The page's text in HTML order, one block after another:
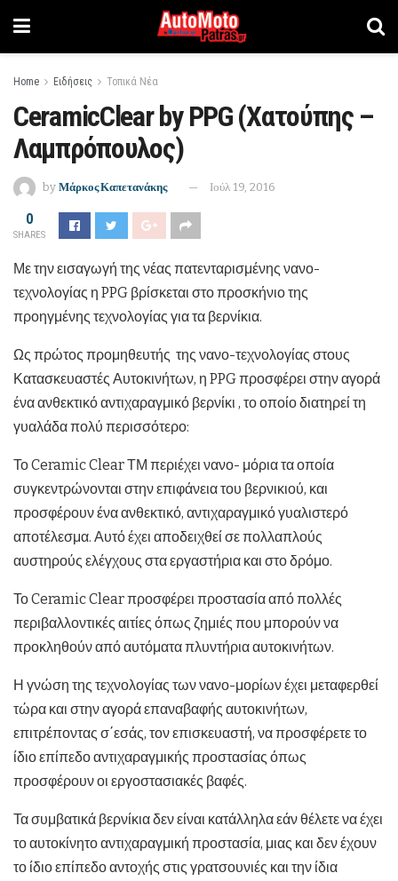
Home Ειδήσεις Τοπικά Νέα
CeramicClear by PPG (Χατούπης –
Λαμπρόπουλος)
by Μάρκος Καπετανάκης Ιούλ 19, 2016
0
SHARES
Με την εισαγωγή της νέας πατενταρισμένης νανο-
τεχνολογίας η PPG βρίσκεται στο προσκήνιο της
προηγμένης τεχνολογίας για τα βερνίκια.
Ως πρώτος προμηθευτής της νανο-τεχνολογίας στους
Κατασκευαστές Αυτοκινήτων, η PPG προσφέρει στην αγορά
ένα ανθεκτικό αντιχαραγμικό βερνίκι , το οποίο διατηρεί τη
γυαλάδα πολύ περισσότερο:
Το Ceramic Clear ΤΜ περιέχει νανο- μόρια τα οποία
συγκεντρώνονται στην επιφάνεια του βερνικιού, και
προσφέρουν ένα ανθεκτικό, αντιχαραγμικό γυαλιστερό
αποτέλεσμα. Αυτό έχει αποδειχθεί σε πολλαπλούς
αυστηρούς ελέγχους στα εργαστήρια και στο δρόμο.
Το Ceramic Clear προσφέρει προστασία από πολλές
περιβαλλοντικές αιτίες όπως ζημιές που μπορούν να
προκληθούν από αυτόματα πλυντήρια αυτοκινήτων.
Η γνώση της τεχνολογίας των νανο-μορίων έχει μεταφερθεί
τώρα και στην αγορά επαναβαφής αυτοκινήτων,
επιτρέποντας σ΄εσάς, τον επισκευαστή, να προσφέρετε το
ίδιο επίπεδο αντιχαραγμικής προστασίας όπως
προσφέρουν οι εργοστασιακές βαφές.
Τα συμβατικά βερνίκια δεν είναι κατάλληλα εάν θέλετε να έχει
το αυτοκίνητο αντιχαραγμική προστασία, μιας και δεν έχουν
το ίδιο επίπεδο αντοχής στις γρατσουνιές και την ίδια